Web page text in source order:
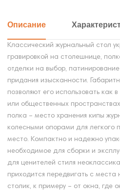
Описание
Классический журнальный стол
гравировкой на столешнице,
отделки на выбор,
придания изысканности.
позволяют его использовать как
или общественных
полка – место хранения кипы
колесными опорами для легкого
место. Компактно и надежно
необходимое для сборки и
для ценителей стиля
приходится передвигать с места
столик, к примеру – от окна, где